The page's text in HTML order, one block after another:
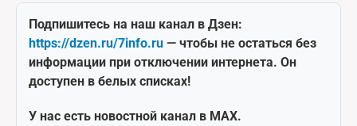
Подпишитесь на наш канал в Дзен:
https://dzen.ru/7info.ru — чтобы не остаться без
информации при отключении интернета. Он
доступен в белых списках!
У нас есть новостной канал в MAX.